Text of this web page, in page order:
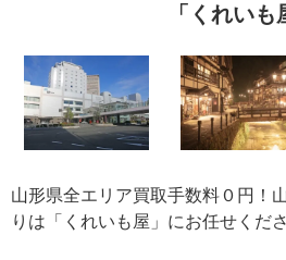
「くれいも
山形県全エリア買取手数料０円！
りは「くれいも屋」にお任せくだ